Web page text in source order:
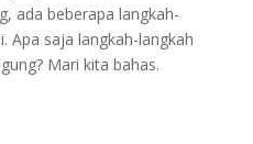
ada beberapa langkah-
Apa saja langkah-langkah
Mari kita bahas.